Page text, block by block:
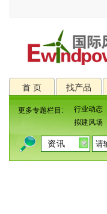
首 页 找产品
更多专题栏目: 行业动态
拟建风场